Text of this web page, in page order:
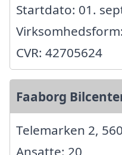
Startdato: 01.
CVR: 42705624
Faaborg
Telemarken 2,
Ansatte: 20